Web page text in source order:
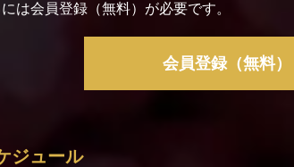
は会員登録（無料）が必要です。
会員登録（無料）
ジュール